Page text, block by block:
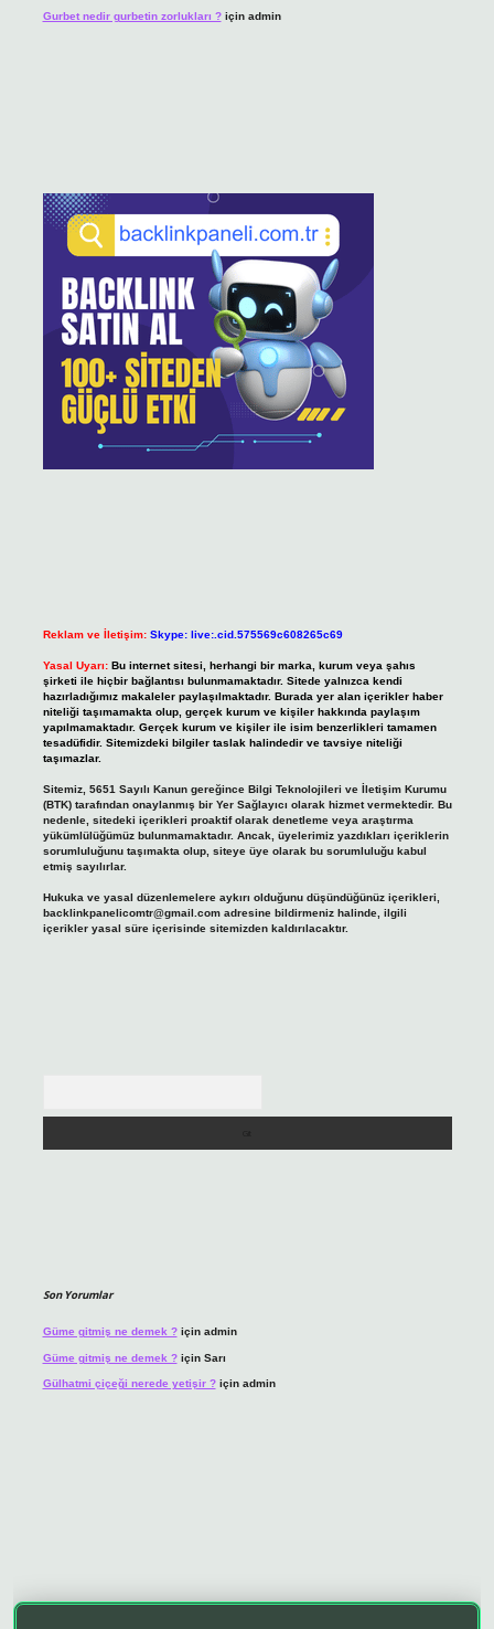
Gurbet nedir gurbetin zorlukları ?için admin
Reklam ve İletişim: Skype: live:.cid.575569c608265c69
Yasal Uyarı: Bu internet sitesi, herhangi bir marka, kurum veya şahıs
şirketi ile hiçbir bağlantısı bulunmamaktadır. Sitede yalnızca kendi
hazırladığımız makaleler paylaşılmaktadır. Burada yer alan içerikler haber
niteliği taşımamakta olup, gerçek kurum ve kişiler hakkında paylaşım
yapılmamaktadır. Gerçek kurum ve kişiler ile isim benzerlikleri tamamen
tesadüfidir. Sitemizdeki bilgiler taslak halindedir ve tavsiye niteliği
taşımazlar.
Sitemiz, 5651 Sayılı Kanun gereğince Bilgi Teknolojileri ve İletişim Kurumu
(BTK) tarafından onaylanmış bir Yer Sağlayıcı olarak hizmet vermektedir. Bu
nedenle, sitedeki içerikleri proaktif olarak denetleme veya araştırma
yükümlülüğümüz bulunmamaktadır. Ancak, üyelerimiz yazdıkları içeriklerin
sorumluluğunu taşımakta olup, siteye üye olarak bu sorumluluğu kabul
etmiş sayılırlar.
Hukuka ve yasal düzenlemelere aykırı olduğunu düşündüğünüz içerikleri,
backlinkpanelicomtr@gmail.comadresine bildirmeniz halinde, ilgili
içerikler yasal süre içerisinde sitemizden kaldırılacaktır.
Son Yorumlar
Güme gitmiş ne demek ?için admin
Güme gitmiş ne demek ?için Sarı
Gülhatmi çiçeği nerede yetişir ?için admin